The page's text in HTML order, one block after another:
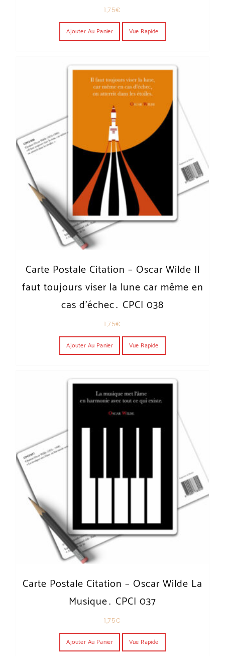
1,75€
Ajouter Au Panier Vue Rapide
Carte Postale Citation – Oscar Wilde Il
faut toujours viser la lune car même en
cas d’échec… CPCI 038
1,75€
Ajouter Au Panier Vue Rapide
Carte Postale Citation – Oscar Wilde La
Musique… CPCI 037
1,75€
Ajouter Au Panier Vue Rapide